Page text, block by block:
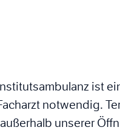
ist
notwendig.
unserer